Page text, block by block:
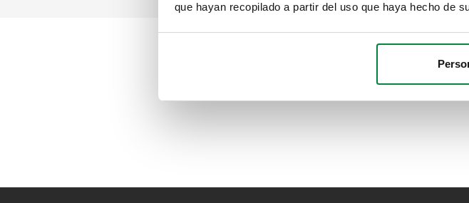
que hayan recopilado a partir del uso que haya hecho de